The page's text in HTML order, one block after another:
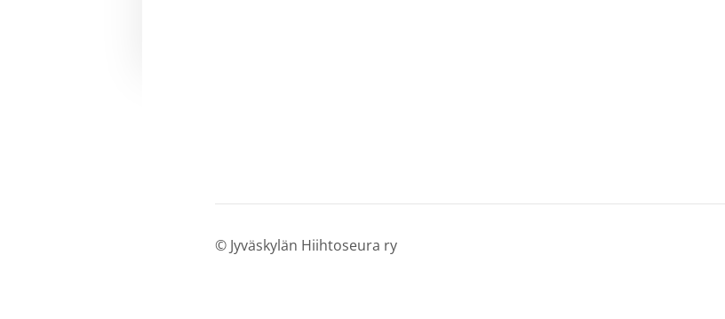
© Jyväskylän Hiihtoseura ry